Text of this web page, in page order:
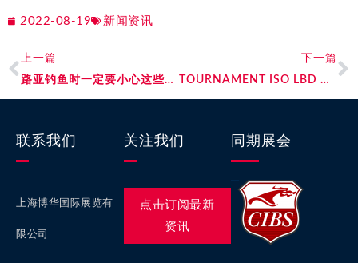
2022-08-19 新闻资讯
上一篇
路亚钓鱼时一定要小心这些风险和应对措施，安全第一，鱼获第二
下一篇
TOURNAMENT ISO LBD 为矶钓斗士而生
联系我们
上海博华国际展览有
限公司
关注我们
点击订阅最新
资讯
同期展会